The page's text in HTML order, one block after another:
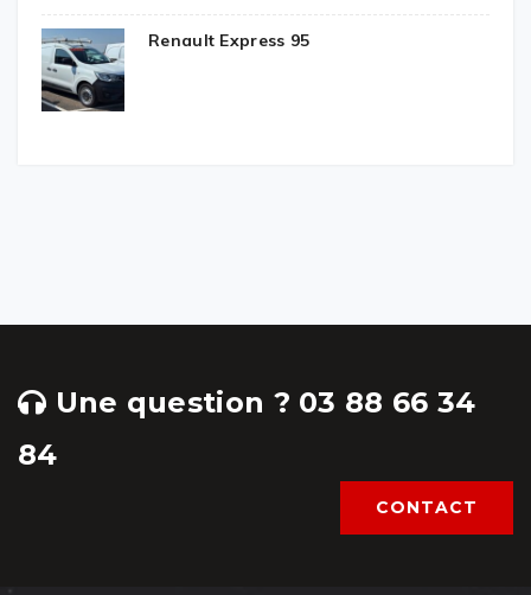
Renault Express 95
Une question ? 03 88 66 34
84
CONTACT